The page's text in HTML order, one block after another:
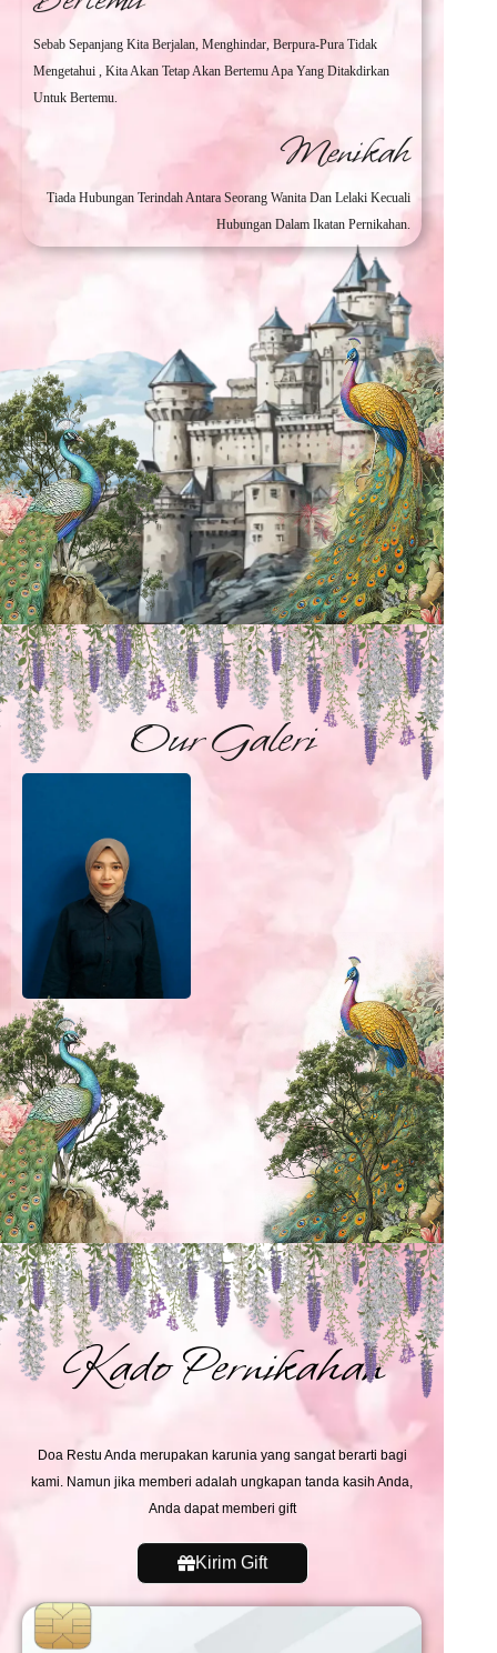
Sebab Sepanjang Kita Berjalan, Menghindar, Berpura-Pura Tidak
Mengetahui , Kita Akan Tetap Akan Bertemu Apa Yang Ditakdirkan
Untuk Bertemu.
Menikah
Tiada Hubungan Terindah Antara Seorang Wanita Dan Lelaki Kecuali
Hubungan Dalam Ikatan Pernikahan.
Our Galeri
Kado Pernikahan
Doa Restu Anda merupakan karunia yang sangat berarti bagi
kami. Namun jika memberi adalah ungkapan tanda kasih Anda,
Anda dapat memberi gift
Kirim Gift